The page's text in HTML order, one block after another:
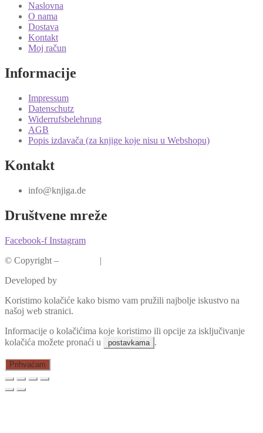
Naslovna
O nama
Dostava
Kontakt
Moj račun
Informacije
Impressum
Datenschutz
Widerrufsbelehrung
AGB
Popis izdavača (za knjige koje nisu u Webshopu)
Kontakt
info@knjiga.de
Društvene mreže
Facebook-f Instagram
© Copyright –
|
Developed by
Koristimo kolačiće kako bismo vam pružili najbolje iskustvo na
našoj web stranici.
Informacije o kolačićima koje koristimo ili opcije za isključivanje
kolačića možete pronaći u
postavkama .
Prihvaćam